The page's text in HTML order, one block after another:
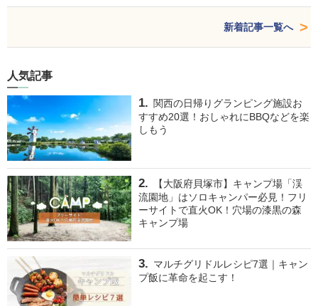
新着記事一覧へ
人気記事
関西の日帰りグランピング施設お
すすめ20選！おしゃれにBBQなどを楽
しもう
【大阪府貝塚市】キャンプ場「渓
流園地」はソロキャンパー必見！フリ
ーサイトで直火OK！穴場の漆黒の森
キャンプ場
マルチグリドルレシピ7選｜キャン
プ飯に革命を起こす！